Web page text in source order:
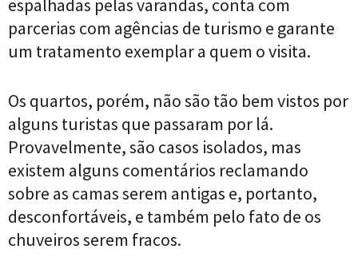
espalhadas pelas varandas, conta com
parcerias com agências de turismo e garante
um tratamento exemplar a quem o visita.
Os quartos, porém, não são tão bem vistos por
alguns turistas que passaram por lá.
Provavelmente, são casos isolados, mas
existem alguns comentários reclamando
sobre as camas serem antigas e, portanto,
desconfortáveis, e também pelo fato de os
chuveiros serem fracos.